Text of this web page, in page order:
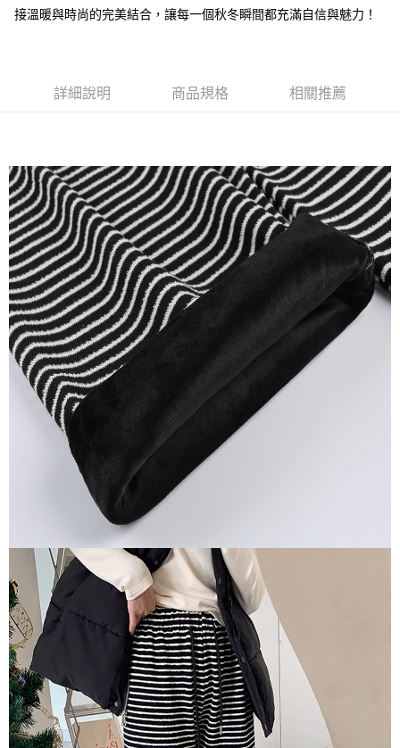
每筆NT$130，滿NT$599(含以上)免運費
接溫暖與時尚的完美結合，讓每一個秋冬瞬間都充滿自信與魅力！
詳細說明 商品規格 相關推薦